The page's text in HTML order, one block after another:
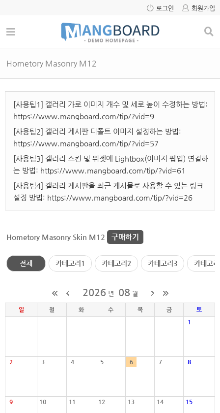
로그인 회원가입
Hometory Masonry M12
[사용팁1] 갤러리 가로 이미지 개수 및 세로 높이 수정하는 방법:
https://www.mangboard.com/tip/?vid=9
[사용팁2] 갤러리 게시판 디폴트 이미지 설정하는 방법:
https://www.mangboard.com/tip/?vid=57
[사용팁3] 갤러리 스킨 및 위젯에 Lightbox(이미지 팝업) 연결하
는 방법: https://www.mangboard.com/tip/?vid=61
[사용팁4] 갤러리 게시판을 최근 게시물로 사용할 수 있는 링크
설정 방법: https://www.mangboard.com/tip/?vid=26
Hometory Masonry Skin M12 구매하기
전체 카테고리1 카테고리2 카테고리3 카테고
2026 년 08 월
일 월 화 수 목 금
토
1
2 3 4 5 6 7 8
9 10 11 12 13 14 15